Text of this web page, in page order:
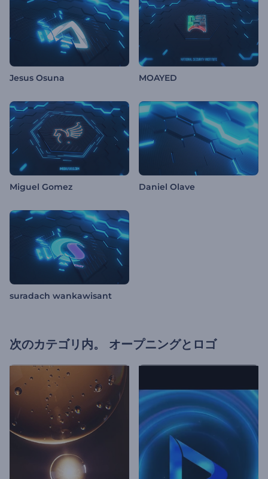
Jesus Osuna MOAYED
Miguel Gomez Daniel Olave
suradach wankawisant
次のカテゴリ内。 オープニングとロゴ